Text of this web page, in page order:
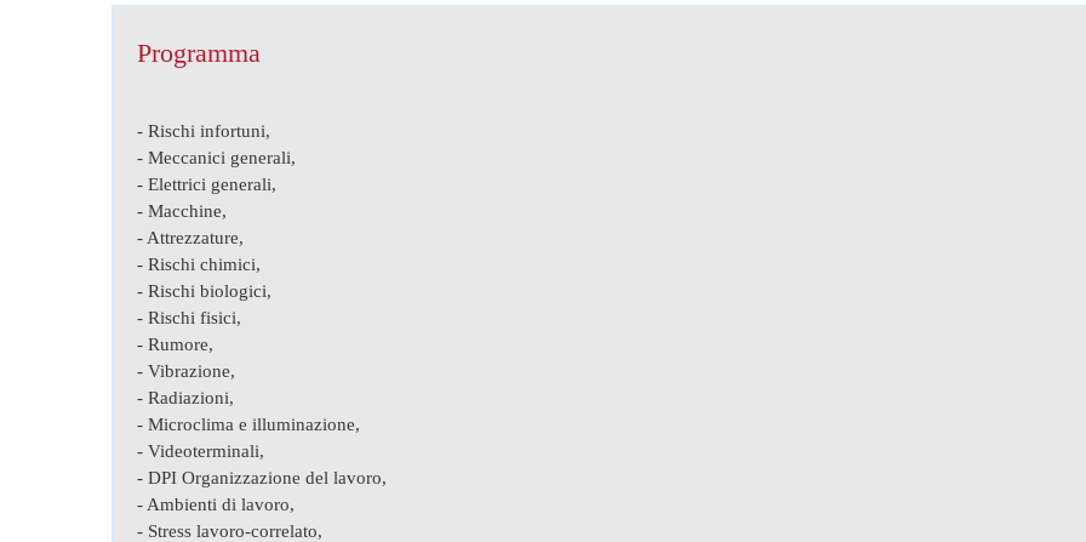
Programma
- Rischi infortuni,
- Meccanici generali,
- Elettrici generali,
- Macchine,
- Attrezzature,
- Rischi chimici,
- Rischi biologici,
- Rischi fisici,
- Rumore,
- Vibrazione,
- Radiazioni,
- Microclima e illuminazione,
- Videoterminali,
- DPI Organizzazione del lavoro,
- Ambienti di lavoro,
- Stress lavoro-correlato,